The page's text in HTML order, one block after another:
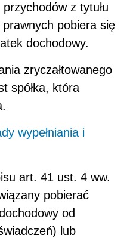
z tytułu
prawnych pobiera się
dochodowy.
zryczałtowanego
spółka, która
wypełniania i
art. 41 ust. 4 ww.
pobierać
od
lub